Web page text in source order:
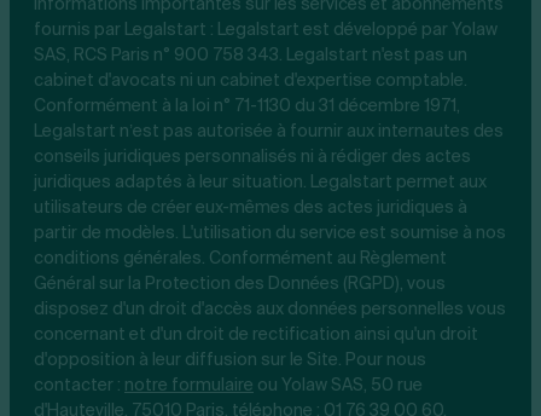
fournis par Legalstart : Legalstart est développé par Yolaw
SAS, RCS Paris n° 900 758 343. Legalstart n'est pas un
cabinet d'avocats ni un cabinet d'expertise comptable.
Conformément à la loi n° 71-1130 du 31 décembre 1971,
Legalstart n’est pas autorisée à fournir aux internautes des
conseils juridiques personnalisés ni à rédiger des actes
juridiques adaptés à leur situation. Legalstart permet aux
utilisateurs de créer eux-mêmes des actes juridiques à
partir de modèles. L'utilisation du service est soumise à nos
conditions générales. Conformément au Règlement
Général sur la Protection des Données (RGPD), vous
disposez d'un droit d'accès aux données personnelles vous
concernant et d'un droit de rectification ainsi qu'un droit
d'opposition à leur diffusion sur le Site. Pour nous
contacter : notre formulaire ou Yolaw SAS, 50 rue
d'Hauteville, 75010 Paris, téléphone : 01 76 39 00 60.